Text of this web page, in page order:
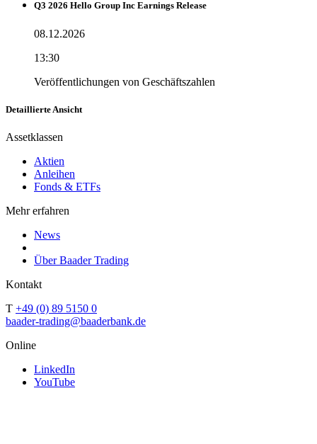
Q3 2026 Hello Group Inc Earnings Release
08.12.2026
13:30
Veröffentlichungen von Geschäftszahlen
Detaillierte Ansicht
Assetklassen
Aktien
Anleihen
Fonds & ETFs
Mehr erfahren
News
Über Baader Trading
Kontakt
T +49 (0) 89 5150 0
baader-trading@baaderbank.de
Online
LinkedIn
YouTube